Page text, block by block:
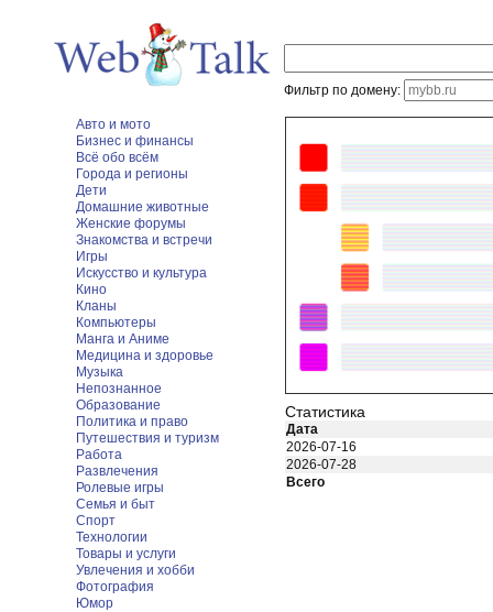
Фильтр по домену:
Авто и мото
Бизнес и финансы
Всё обо всём
Города и регионы
Дети
Домашние животные
Женские форумы
Знакомства и встречи
Игры
Искусство и культура
Кино
Кланы
Компьютеры
Манга и Аниме
Медицина и здоровье
Музыка
Непознанное
Образование
Политика и право
Путешествия и туризм
Работа
Развлечения
Ролевые игры
Семья и быт
Спорт
Технологии
Товары и услуги
Увлечения и хобби
Фотография
Юмор
Статистика
Дата
2026-07-16
2026-07-28
Всего